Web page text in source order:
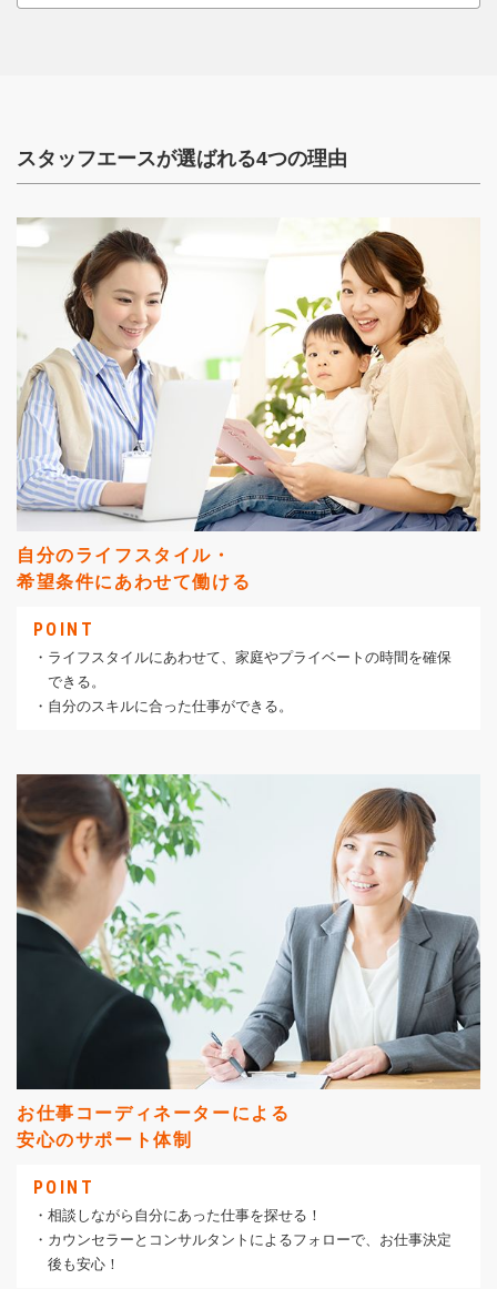
スタッフエースが選ばれる4つの理由
自分のライフスタイル・
希望条件にあわせて働ける
POINT
・ライフスタイルにあわせて、家庭やプライベートの時間を確保
できる。
・自分のスキルに合った仕事ができる。
お仕事コーディネーターによる
安心のサポート体制
POINT
・相談しながら自分にあった仕事を探せる！
・カウンセラーとコンサルタントによるフォローで、お仕事決定
後も安心！